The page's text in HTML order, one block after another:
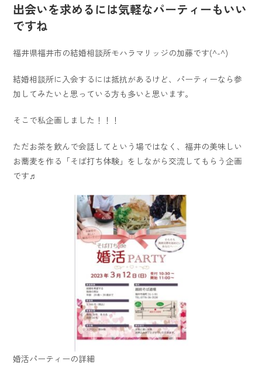
出会いを求めるには気軽なパーティーもいい
ですね
福井県福井市の結婚相談所モハラマリッジの加藤です(^-^)
結婚相談所に入会するには抵抗があるけど、パーティーなら参
加してみたいと思っている方も多いと思います。
そこで私企画しました！！！
ただお茶を飲んで会話してという場ではなく、福井の美味しい
お蕎麦を作る「そば打ち体験」をしながら交流してもらう企画
です♬
婚活パーティーの詳細